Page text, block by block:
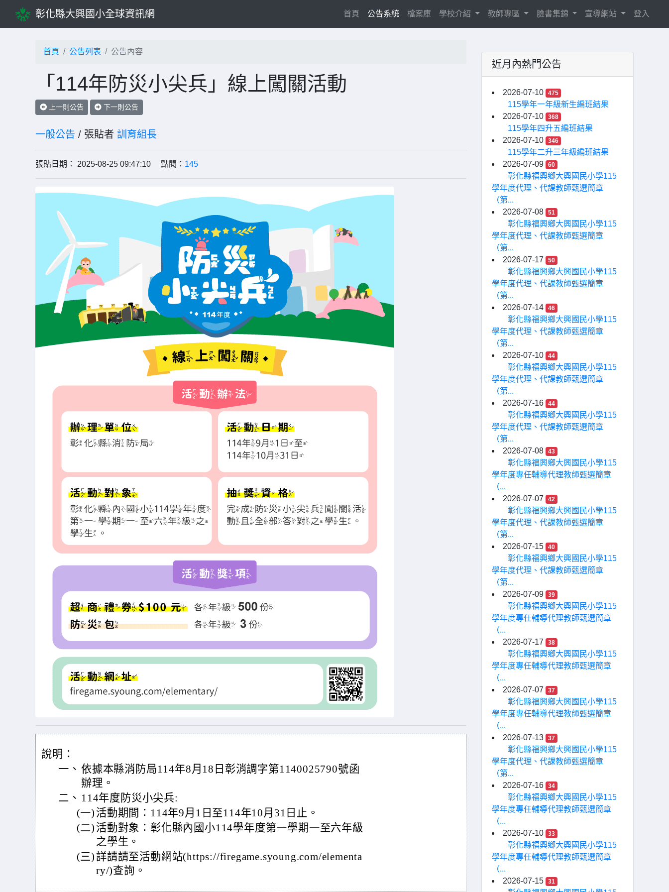
彰化縣大興國小全球資訊網 首頁 (current)
公告系統 檔案庫 學校介紹 教師專區 臉書集錦 宣導網站 登入
首頁 公告列表 公告內容
「114年防災小尖兵」線上闖關活動
上一則公告 下一則公告
一般公告 / 張貼者 訓育組長
張貼日期： 2025-08-25 09:47:10 點閱： 145
說明：
一、 依據本縣消防局114年8月18日彰消調字第1140025790號函
辦理。
二、 114年度防災小尖兵:
(一) 活動期間：114年9月1日至114年10月31日止。
(二) 活動對象：彰化縣內國小114學年度第一學期一至六年級
之學生。
(三)詳請請至活動網站(https://firegame.syoung.com/elementa
ry/)查詢。
近月內熱門公告
2026-07-10 475
115學年一年級新生編班結果
2026-07-10
368
115學年四升五編班結果
2026-07-10
346
115學年二升三年級編班結果
2026-07-09
60
彰化縣福興鄉大興國民小學115
學年度代理、代課教師甄選簡章
（第...
2026-07-08
51
彰化縣福興鄉大興國民小學115
學年度代理、代課教師甄選簡章
（第...
2026-07-17
50
彰化縣福興鄉大興國民小學115
學年度代理、代課教師甄選簡章
（第...
2026-07-14
46
彰化縣福興鄉大興國民小學115
學年度代理、代課教師甄選簡章
（第...
2026-07-10
44
彰化縣福興鄉大興國民小學115
學年度代理、代課教師甄選簡章
（第...
2026-07-16
44
彰化縣福興鄉大興國民小學115
學年度代理、代課教師甄選簡章
（第...
2026-07-08
43
彰化縣福興鄉大興國民小學115
學年度專任輔導代理教師甄選簡章
（...
2026-07-07
42
彰化縣福興鄉大興國民小學115
學年度代理、代課教師甄選簡章
（第...
2026-07-15
40
彰化縣福興鄉大興國民小學115
學年度代理、代課教師甄選簡章
（第...
2026-07-09
39
彰化縣福興鄉大興國民小學115
學年度專任輔導代理教師甄選簡章
（...
2026-07-17
38
彰化縣福興鄉大興國民小學115
學年度專任輔導代理教師甄選簡章
（...
2026-07-07
37
彰化縣福興鄉大興國民小學115
學年度專任輔導代理教師甄選簡章
（...
2026-07-13
37
彰化縣福興鄉大興國民小學115
學年度代理、代課教師甄選簡章
（第...
2026-07-16
34
彰化縣福興鄉大興國民小學115
學年度專任輔導代理教師甄選簡章
（...
2026-07-10
33
彰化縣福興鄉大興國民小學115
學年度專任輔導代理教師甄選簡章
（...
2026-07-15
31